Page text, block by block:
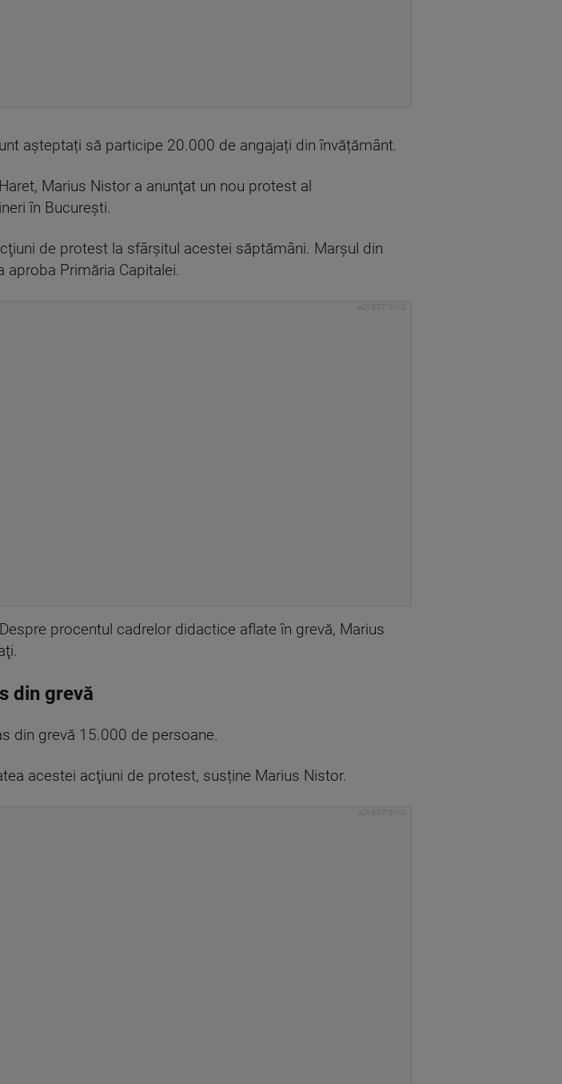
așteptați să participe 20.000 de angajați din învățământ.
Marius Nistor a anunţat un nou protest al
în București.
de protest la sfârșitul acestei săptămâni. Marșul din
aproba Primăria Capitalei.
procentul cadrelor didactice aflate în grevă, Marius
din grevă
din grevă 15.000 de persoane.
acestei acţiuni de protest, susține Marius Nistor.